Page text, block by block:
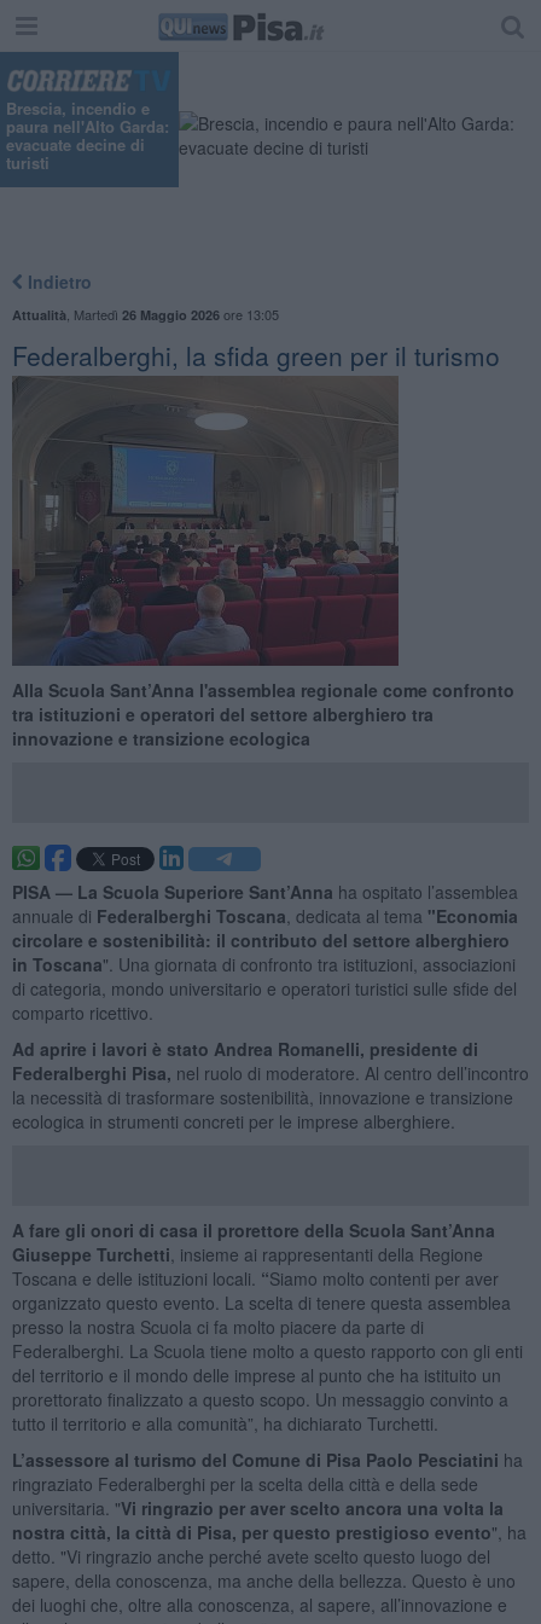
Brescia, incendio e
paura nell'Alto Garda:
evacuate decine di
turisti
Indietro
Attualità Martedì 26 Maggio 2026ore 13:05
Federalberghi, la sfida green per il turismo
Alla Scuola Sant’Anna l'assemblea regionale come confronto
tra istituzioni e operatori del settore alberghiero tra
innovazione e transizione ecologica
PISA — La Scuola Superiore Sant’Anna ha ospitato l’assemblea
annuale di Federalberghi Toscana , dedicata al tema "Economia
circolare e sostenibilità: il contributo del settore alberghiero
in Toscana". Una giornata di confronto tra istituzioni, associazioni
di categoria, mondo universitario e operatori turistici sulle sfide del
comparto ricettivo.
Ad aprire i lavori è stato Andrea Romanelli, presidente di
Federalberghi Pisa, nel ruolo di moderatore. Al centro dell’incontro
la necessità di trasformare sostenibilità, innovazione e transizione
ecologica in strumenti concreti per le imprese alberghiere.
A fare gli onori di casa il prorettore della Scuola Sant’Anna
Giuseppe Turchetti , insieme ai rappresentanti della Regione
Toscana e delle istituzioni locali. “Siamo molto contenti per aver
organizzato questo evento. La scelta di tenere questa assemblea
presso la nostra Scuola ci fa molto piacere da parte di
Federalberghi. La Scuola tiene molto a questo rapporto con gli enti
del territorio e il mondo delle imprese al punto che ha istituito un
prorettorato finalizzato a questo scopo. Un messaggio convinto a
tutto il territorio e alla comunità”, ha dichiarato Turchetti.
L’assessore al turismo del Comune di Pisa Paolo Pesciatini ha
ringraziato Federalberghi per la scelta della città e della sede
universitaria. "Vi ringrazio per aver scelto ancora una volta la
nostra città, la città di Pisa, per questo prestigioso evento", ha
detto. "Vi ringrazio anche perché avete scelto questo luogo del
sapere, della conoscenza, ma anche della bellezza. Questo è uno
dei luoghi che, oltre alla conoscenza, al sapere, all’innovazione e